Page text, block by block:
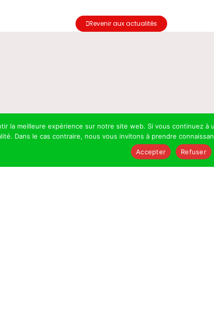
Revenir aux actualités
la meilleure expérience sur notre site web. Si vous continuez
Dans le cas contraire, nous vous invitons à prendre
Accepter
Refuser